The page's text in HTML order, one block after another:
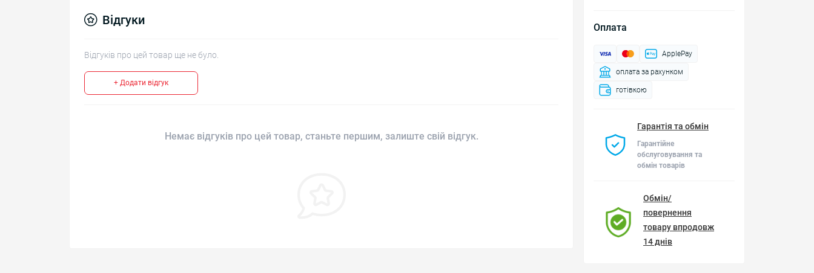
Оплата
ApplePay
оплата за рахунком
готівкою
Гарантія та обмін
Гарантійне
обслуговування та
обмін товарів
Обмін/
повернення
товару впродовж
14 днів
Відгуки
Відгуків про цей товар ще не було.
+ Додати відгук
Немає відгуків про цей товар, станьте першим, залиште свій відгук.